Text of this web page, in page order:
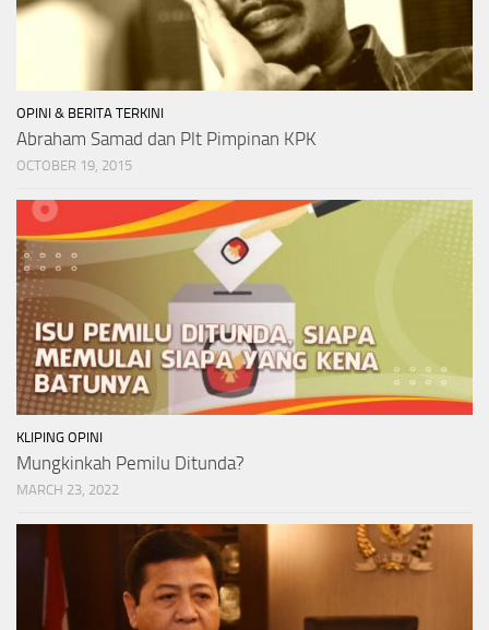
OPINI & BERITA TERKINI
Abraham Samad dan Plt Pimpinan KPK
OCTOBER 19, 2015
KLIPING OPINI
Mungkinkah Pemilu Ditunda?
MARCH 23, 2022